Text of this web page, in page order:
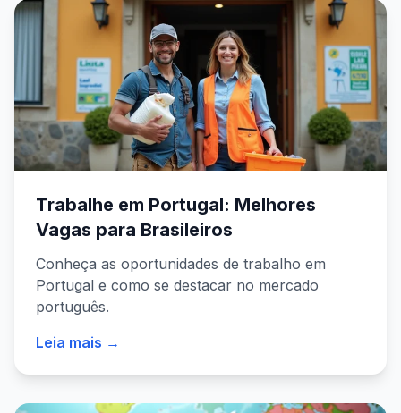
Trabalhe em Portugal: Melhores
Vagas para Brasileiros
Conheça as oportunidades de trabalho em
Portugal e como se destacar no mercado
português.
Leia mais →